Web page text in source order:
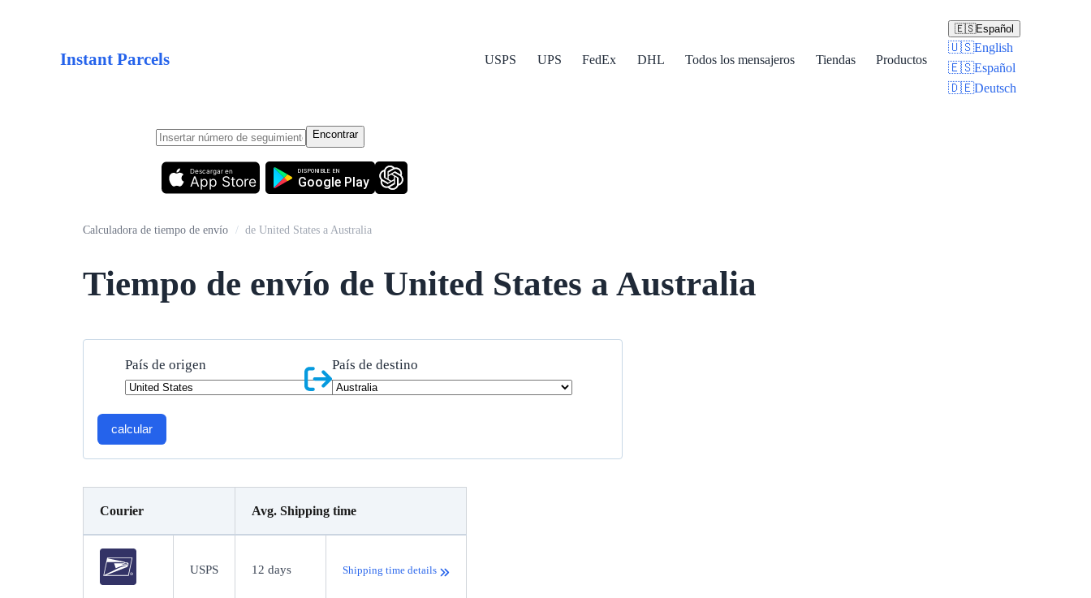
Instant Parcels USPS UPS FedEx DHL Todos los mensajeros Tiendas Productos
🇪🇸Español
🇺🇸English
🇪🇸Español
🇩🇪Deutsch
Encontrar
App Store
Descargar en
Google Play
DISPONIBLE EN
Calculadora de tiempo de envío / de United States a Australia
Tiempo de envío de United States a Australia
País de origen País de destino
calcular
Courier Avg. Shipping time
USPS 12 days Shipping time details